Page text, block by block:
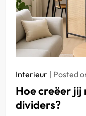
Interieur Posted
Hoe creëer
dividers?